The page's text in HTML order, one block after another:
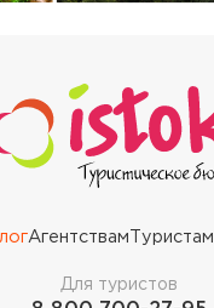
Агентствам Туристам
Для туристов